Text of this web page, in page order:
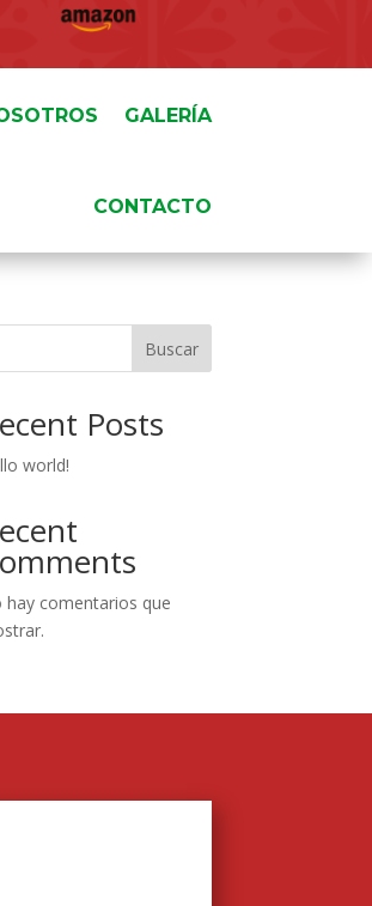
GALERÍA
CONTACTO
Buscar
Posts
world!
hay comentarios que